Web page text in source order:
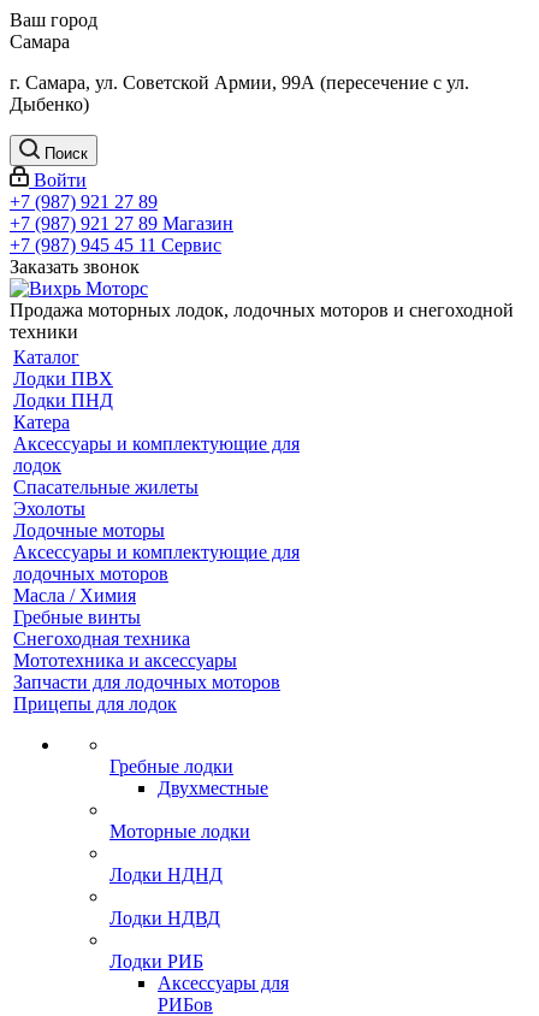
Ваш город
Самара
г. Самара, ул. Советской Армии, 99А (пересечение с ул.
Дыбенко)
Поиск
Войти
+7 (987) 921 27 89
+7 (987) 921 27 89 Магазин
+7 (987) 945 45 11 Сервис
Заказать звонок
Продажа моторных лодок, лодочных моторов и снегоходной
техники
Каталог
Лодки ПВХ
Лодки ПНД
Катера
Аксессуары и комплектующие для
лодок
Спасательные жилеты
Эхолоты
Лодочные моторы
Аксессуары и комплектующие для
лодочных моторов
Масла / Химия
Гребные винты
Снегоходная техника
Мототехника и аксессуары
Запчасти для лодочных моторов
Прицепы для лодок
Гребные лодки
Двухместные
Моторные лодки
Лодки НДНД
Лодки НДВД
Лодки РИБ
Аксессуары для
РИБов